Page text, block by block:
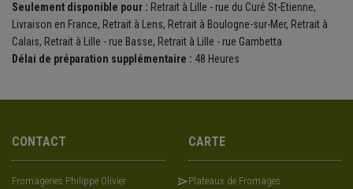
Seulement disponible pour : Retrait à Lille - rue du Curé St-Etienne,
Livraison en France, Retrait à Lens, Retrait à Boulogne-sur-Mer, Retrait à
Calais, Retrait à Lille - rue Basse, Retrait à Lille - rue Gambetta
Délai de préparation supplémentaire : 48 Heures
CONTACT
Fromageries Philippe Olivier
CARTE
Plateaux de Fromages